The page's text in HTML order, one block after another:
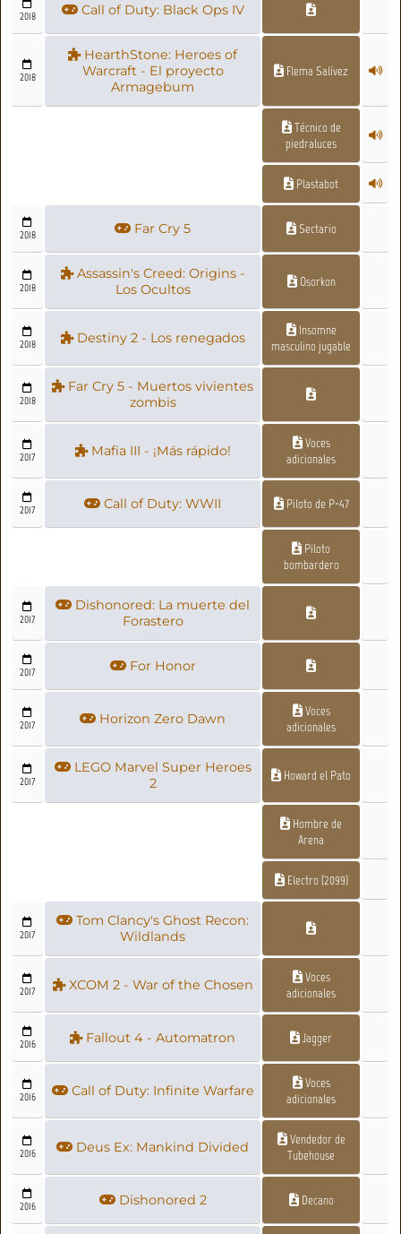
2018 Call of Duty: Black Ops IV
2018
HearthStone: Heroes of
Warcraft - El proyecto
Armagebum
Flema Salívez
Técnico de
piedraluces
Plastabot
2018 Far Cry 5 Sectario
2018
Assassin's Creed: Origins -
Los Ocultos
Osorkon
2018 Destiny 2 - Los renegados
Insomne
masculino jugable
2018
Far Cry 5 - Muertos vivientes
zombis
2017 Mafia III - ¡Más rápido!
Voces
adicionales
2017 Call of Duty: WWII Piloto de P-47
Piloto
bombardero
2017
Dishonored: La muerte del
Forastero
2017 For Honor
2017 Horizon Zero Dawn
Voces
adicionales
2017
LEGO Marvel Super Heroes
2
Howard el Pato
Hombre de
Arena
Electro (2099)
2017
Tom Clancy's Ghost Recon:
Wildlands
2017 XCOM 2 - War of the Chosen
Voces
adicionales
2016 Fallout 4 - Automatron Jagger
2016 Call of Duty: Infinite Warfare
Voces
adicionales
2016 Deus Ex: Mankind Divided
Vendedor de
Tubehouse
2016 Dishonored 2 Decano